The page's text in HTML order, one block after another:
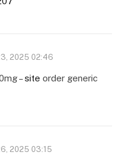
2025 02:46
–site order generic
2025 03:15